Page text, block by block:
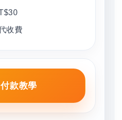
收費
款教學